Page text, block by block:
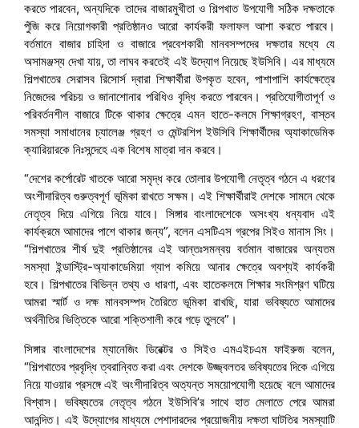
করতে পারবেন, অন্যদিকে তাদের বাজারমুখীতা ও শিল্পখাত উপযোগী সঠিক দক্ষতাকে
পুঁজি করে নিয়োগকারী প্রতিষ্ঠানও আরো কার্যকরী ফলাফল আশা করতে পারবে।
বর্তমানে বাজার চাহিদা ও বাজারে প্রবেশকারী মানবসম্পদের দক্ষতার মধ্যে যে
অসামঞ্জস্য দেখা যায়, তা লাঘব করতেই এই উদ্যোগ নিয়েছে ইউসিবি। এর মাধ্যমে
শিল্পখাতের সেরাসব রিসোর্স দ্বারা শিক্ষার্থীরা উপকৃত হবেন, পাশাপাশি কার্যক্ষেত্রে
নিজেদের পরিচয় ও জানাশোনার পরিধিও বৃদ্ধি করতে পারবেন। প্রতিযোগীতাপূর্ণ ও
পরিবর্তনশীল বাজারে টিকে থাকার ক্ষেত্রে এমন হাতে-কলমে শিক্ষাগ্রহণ, বাস্তব
সমস্যা সমাধানের চ্যালেঞ্জ গ্রহণ ও মেন্টরশিপ ইউসিবি শিক্ষার্থীদের অ্যাকাডেমিক
ক্যারিয়ারকে নিঃসন্দেহে এক বিশেষ মাত্রা দান করবে।
“দেশের কর্পোরেট খাতকে আরো সমৃদ্ধ করে তোলার উপযোগী নেতৃত্ব গঠনে এ ধরণের
অংশীদারিত্ব গুরুত্বপূর্ণ ভূমিকা রাখতে সক্ষম। এই শিক্ষার্থীরাই দেশকে সামনে থেকে
নেতৃত্ব দিয়ে এগিয়ে নিয়ে যাবে। সিঙ্গার বাংলাদেশেকে অসংখ্য ধন্যবাদ এই
কার্যক্রমে আমাদের পাশে থাকার জন্য”, বলেন এসটিএস গ্রপের সিইও মানাস সিং।
“শিল্পখাতের শীর্ষ দুই প্রতিষ্ঠানের এই আন্তঃসমন্বয় বর্তমান বাজারের অন্যতম
সমস্যা ইন্ডাস্ট্রি-অ্যাকাডেমিয়া গ্যাপ কমিয়ে আনার ক্ষেত্রে অবশ্যই কার্যকরী
হবে। শিল্পখাতের বিভিন্ন তথ্য ও ধারণা, এবং হাতেকলমে শিক্ষার সংমিশ্রণ ঘটিয়ে
আমরা স্মার্ট ও দক্ষ মানবসম্পদ তৈরিতে ভূমিকা রাখছি, যারা ভবিষ্যতে আমাদের
অর্থনীতির ভিত্তিকে আরো শক্তিশালী করে গড়ে তুলবে”।
সিঙ্গার বাংলাদেশের ম্যানেজিং ডিরেক্টর ও সিইও এমএইচএম ফাইরুজ বলেন,
“শিল্পখাতের প্রবৃদ্ধি ত্বরান্বিত করা এবং দেশকে উজ্জ্বলতর ভবিষ্যতের দিকে এগিয়ে
নিয়ে যাওয়ার প্রসঙ্গে এই অংশীদারিত্ব অত্যন্ত সময়োপযোগী হয়েছে বলে আমাদের
বিশ্বাস। ভবিষ্যতের নেতৃত্ব গঠনে ইউসিবি’র সাথে হাত মেলাতে পেরে আমরা
আনন্দিত। এই উদ্যোগের মাধ্যমে পেশাদারদের প্রয়োজনীয় দক্ষতা ঘাটতির সমস্যাটি